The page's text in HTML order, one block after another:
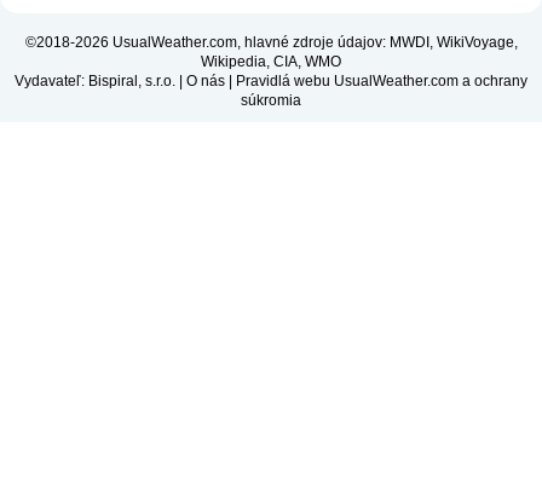
©2018-2026 UsualWeather.com, hlavné zdroje údajov: MWDI, WikiVoyage,
Wikipedia, CIA, WMO
Vydavateľ: Bispiral, s.r.o. | O nás | Pravidlá webu UsualWeather.com a ochrany
súkromia